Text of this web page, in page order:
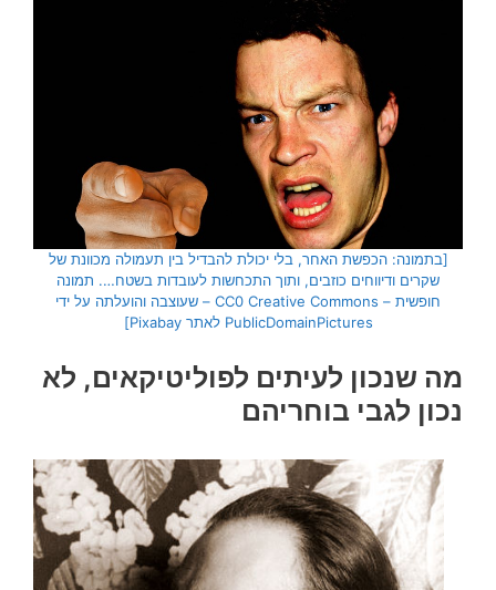
[בתמונה: הכפשת האחר, בלי יכולת להבדיל בין תעמולה מכוונת של
שקרים ודיווחים כוזבים, ותוך התכחשות לעובדות בשטח…. תמונה
חופשית – CC0 Creative Commons – שעוצבה והועלתה על ידי
PublicDomainPictures לאתר Pixabay]
מה שנכון לעיתים לפוליטיקאים, לא
נכון לגבי בוחריהם